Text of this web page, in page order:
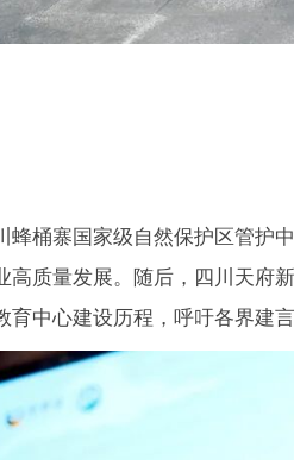
蜂桶寨国家级自然保护区管护
高质量发展。随后，四川天府
育中心建设历程，呼吁各界建